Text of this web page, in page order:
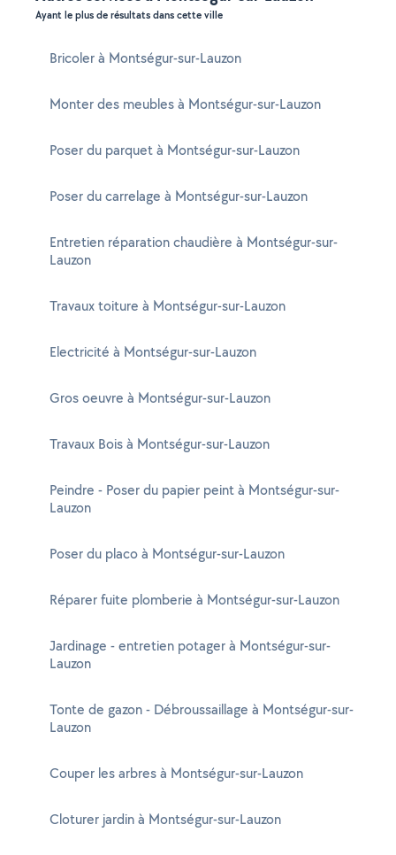
Ayant le plus de résultats dans cette ville
Bricoler à Montségur-sur-Lauzon
Monter des meubles à Montségur-sur-Lauzon
Poser du parquet à Montségur-sur-Lauzon
Poser du carrelage à Montségur-sur-Lauzon
Entretien réparation chaudière à Montségur-sur-
Lauzon
Travaux toiture à Montségur-sur-Lauzon
Electricité à Montségur-sur-Lauzon
Gros oeuvre à Montségur-sur-Lauzon
Travaux Bois à Montségur-sur-Lauzon
Peindre - Poser du papier peint à Montségur-sur-
Lauzon
Poser du placo à Montségur-sur-Lauzon
Réparer fuite plomberie à Montségur-sur-Lauzon
Jardinage - entretien potager à Montségur-sur-
Lauzon
Tonte de gazon - Débroussaillage à Montségur-sur-
Lauzon
Couper les arbres à Montségur-sur-Lauzon
Cloturer jardin à Montségur-sur-Lauzon